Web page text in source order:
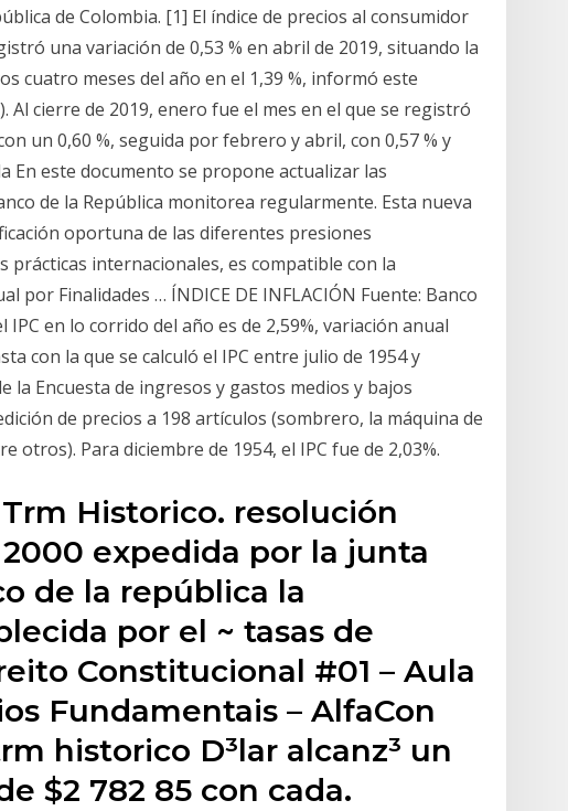
de Colombia. [1] El índice de precios al consumidor
una variación de 0,53 % en abril de 2019, situando la
cuatro meses del año en el 1,39 %, informó este
Al cierre de 2019, enero fue el mes en el que se registró
un 0,60 %, seguida por febrero y abril, con 0,57 % y
En este documento se propone actualizar las
de la República monitorea regularmente. Esta nueva
oportuna de las diferentes presiones
prácticas internacionales, es compatible con la
por Finalidades … ÍNDICE DE INFLACIÓN Fuente: Banco
en lo corrido del año es de 2,59%, variación anual
con la que se calculó el IPC entre julio de 1954 y
la Encuesta de ingresos y gastos medios y bajos
de precios a 198 artículos (sombrero, la máquina de
otros). Para diciembre de 1954, el IPC fue de 2,03%.
Historico. resolución
expedida por la junta
de la república la
por el ~ tasas de
Constitucional #01 – Aula
Fundamentais – AlfaCon
historico D³lar alcanz³ un
$2 782 85 con ca­da.